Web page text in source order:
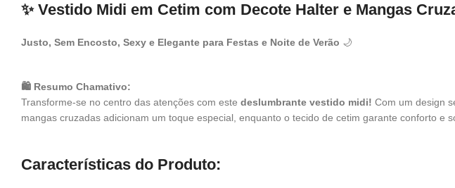
✨ Vestido Midi em Cetim com Decote Halter e Mangas
Justo, Sem Encosto, Sexy e Elegante para Festas e Noite de Verão 🌙
🛍️ Resumo Chamativo:
Transforme-se no centro das atenções com este deslumbrante vestido midi! Com um design
mangas cruzadas adicionam um toque especial, enquanto o tecido de cetim garante conforto e
Características do Produto: